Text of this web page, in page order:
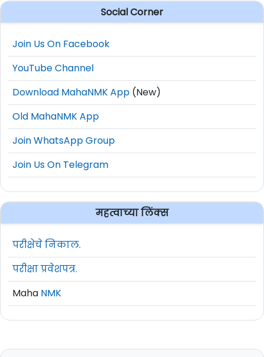
Social Corner
Join Us On Facebook
YouTube Channel
Download MahaNMK App (New)
Old MahaNMK App
Join WhatsApp Group
Join Us On Telegram
महत्वाच्या लिंक्स
परीक्षेचे निकाल.
परीक्षा प्रवेशपत्र.
Maha NMK